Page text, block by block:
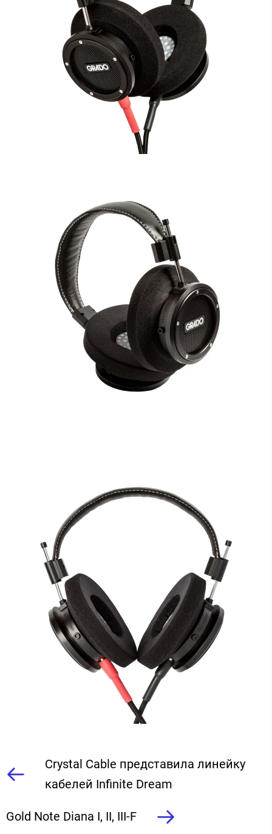
Crystal Cable представила линейку
кабелей Infinite Dream
Gold Note Diana I, II, III-F